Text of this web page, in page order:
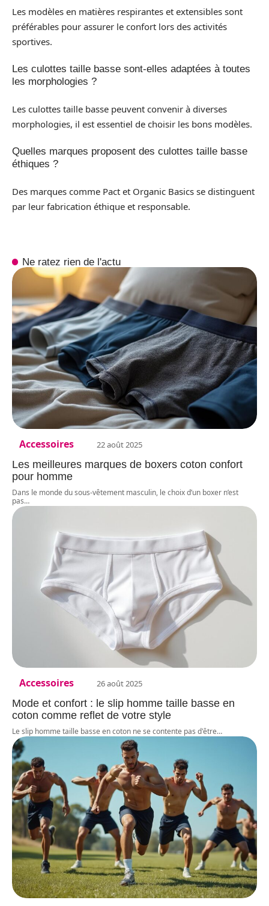
Les modèles en matières respirantes et extensibles sont
préférables pour assurer le confort lors des activités
sportives.
Les culottes taille basse sont-elles adaptées à toutes
les morphologies ?
Les culottes taille basse peuvent convenir à diverses
morphologies, il est essentiel de choisir les bons modèles.
Quelles marques proposent des culottes taille basse
éthiques ?
Des marques comme Pact et Organic Basics se distinguent
par leur fabrication éthique et responsable.
Ne ratez rien de l'actu
Accessoires 22 août 2025
Les meilleures marques de boxers coton confort
pour homme
Dans le monde du sous-vêtement masculin, le choix d’un boxer n’est
pas…
Accessoires 26 août 2025
Mode et confort : le slip homme taille basse en
coton comme reflet de votre style
Le slip homme taille basse en coton ne se contente pas d'être…